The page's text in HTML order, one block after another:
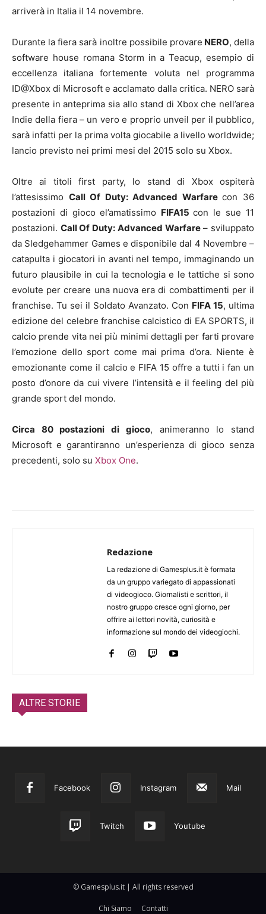
arriverà in Italia il 14 novembre.
Durante la fiera sarà inoltre possibile provare NERO, della
software house romana Storm in a Teacup, esempio di
eccellenza italiana fortemente voluta nel programma
ID@Xbox di Microsoft e acclamato dalla critica. NERO sarà
presente in anteprima sia allo stand di Xbox che nell’area
Indie della fiera – un vero e proprio unveil per il pubblico,
sarà infatti per la prima volta giocabile a livello worldwide;
lancio previsto nei primi mesi del 2015 solo su Xbox.
Oltre ai titoli first party, lo stand di Xbox ospiterà
l’attesissimo Call Of Duty: Advanced Warfarecon 36
postazioni di gioco el’amatissimo FIFA15con le sue 11
postazioni. Call Of Duty: Advanced Warfare– sviluppato
da Sledgehammer Games e disponibile dal 4 Novembre –
catapulta i giocatori in avanti nel tempo, immaginando un
futuro plausibile in cui la tecnologia e le tattiche si sono
evolute per creare una nuova era di combattimenti per il
franchise. Tu sei il Soldato Avanzato. Con FIFA 15, ultima
edizione del celebre franchise calcistico di EA SPORTS, il
calcio prende vita nei più minimi dettagli per farti provare
l’emozione dello sport come mai prima d’ora. Niente è
emozionante come il calcio e FIFA 15 offre a tutti i fan un
posto d’onore da cui vivere l’intensità e il feeling del più
grande sport del mondo.
Circa 80 postazioni di gioco, animeranno lo stand
Microsoft e garantiranno un’esperienza di gioco senza
precedenti, solo su Xbox One.
Redazione
La redazione di Gamesplus.it è formata
da un gruppo variegato di appassionati
di videogioco. Giornalisti e scrittori, il
nostro gruppo cresce ogni giorno, per
offrire ai lettori novità, curiosità e
informazione sul mondo dei videogiochi.
ALTRE STORIE
Facebook Instagram Mail
Twitch Youtube
© Gamesplus.it | All rights reserved
Chi Siamo Contatti